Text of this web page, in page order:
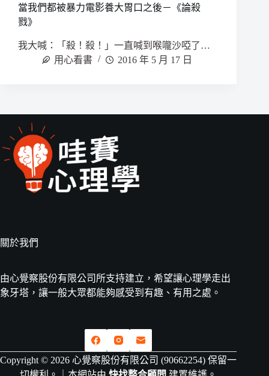
當我們都被暴力電影養大胃口之後－《論殺
戮》
我大喊：「殺！殺！」一直喊到喉嚨沙啞了…
用心看書
2016 年 5 月 17 日
關於我們
由心覺察股份有限公司所支持建立，希望讓心理學走出
象牙塔，讓一般大眾都能夠感受到有趣、有用之處。
Copyright © 2026 心覺察股份有限公司 (90662254) 保留一